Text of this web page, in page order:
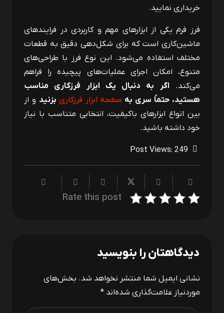
خریداری نمایید.
فرز فرم یکی از ابزارهای مهم و کاربردی در فرایندهای
ماشین‌کاری است که برای شکل‌دهی دقیق به قطعات
مختلف استفاده می‌شود. این نوع فرز با طراحی‌های
متنوع، امکان اجرای عملیات‌های پیچیده را فراهم
می‌کند. اگر به دنبال یک ابزار فرزکاری مناسب
هستید، حتماً سری به صفحه ابزار فرزکاری بزنید و از
بین انواع ابزارهای باکیفیت، انتخابی متناسب با نیاز
خود داشته باشید.
Post Views: 249
Rate this post
دیدگاهتان را بنویسید
نشانی ایمیل شما منتشر نخواهد شد. بخش‌های
موردنیاز علامت‌گذاری شده‌اند *